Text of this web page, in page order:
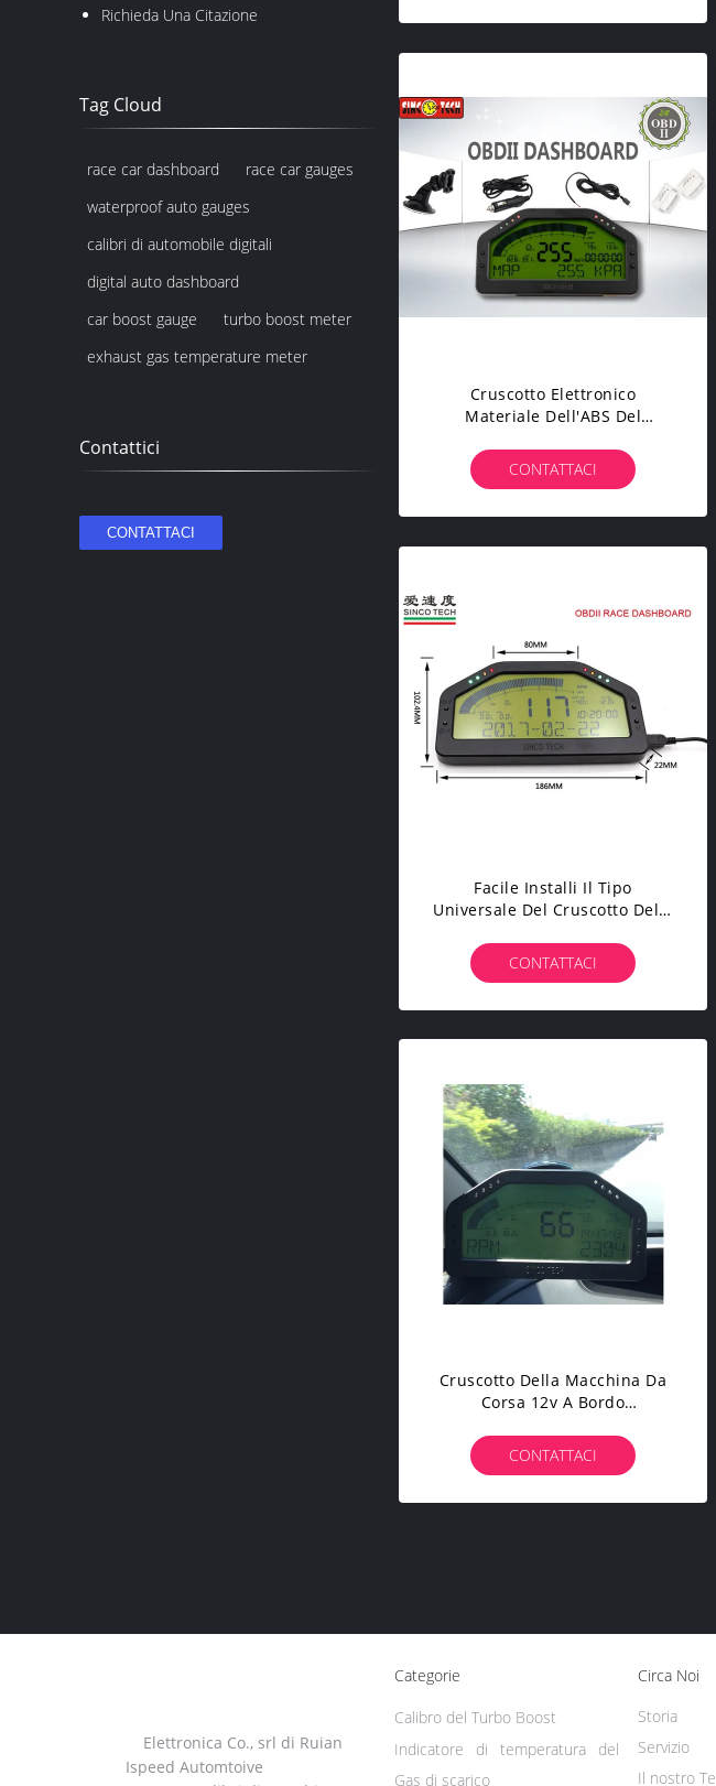
Richieda Una Citazione
Tag Cloud
race car dashboard
race car gauges
waterproof auto gauges
calibri di automobile digitali
digital auto dashboard
car boost gauge
turbo boost meter
exhaust gas temperature meter
Contattici
Cruscotto Elettronico
Materiale Dell'ABS Del
Corsa Della MAPPA IAT Di RPM
AIS Per Le Automobili
CONTATTACI
Facile Installi Il Tipo
Universale Del Cruscotto Della
Pollici Per Le Automobili Di
Protocollo Di OBD II
CONTATTACI
Cruscotto Della Macchina Da
Corsa 12v A Bordo
Giri/min. Del Livello Di
Combustibile Di Sistema
CONTATTACI
Elettronica Co., srl di Ruian
Ispeed Automtoive
Categorie
Calibro del Turbo Boost
Indicatore di temperatura del
Gas di scarico
Circa Noi
Storia
Servizio
Il nostro